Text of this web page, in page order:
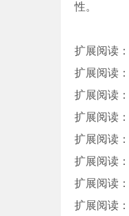
性。
扩展阅读：
扩展阅读：
扩展阅读：
扩展阅读：
扩展阅读：
扩展阅读：
扩展阅读：
扩展阅读：